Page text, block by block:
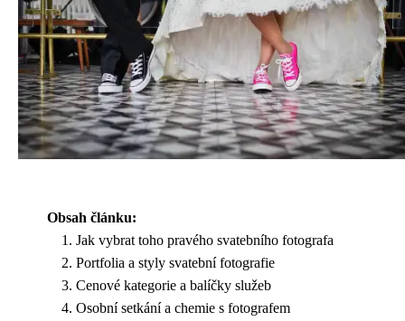
Obsah článku:
Jak vybrat toho pravého svatebního fotografa
Portfolia a styly svatební fotografie
Cenové kategorie a balíčky služeb
Osobní setkání a chemie s fotografem